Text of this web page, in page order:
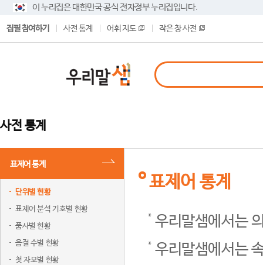
이 누리집은 대한민국 공식 전자정부 누리집입니다.
집필 참여하기 사전 통계 어휘 지도 작은 창 사전
사전 통계
표제어 통계
단위별 현황
표제어 분석 기호별 현황
품사별 현황
음절 수별 현황
첫 자모별 현황
표제어 통계
우리말샘에서는
우리말샘에서는